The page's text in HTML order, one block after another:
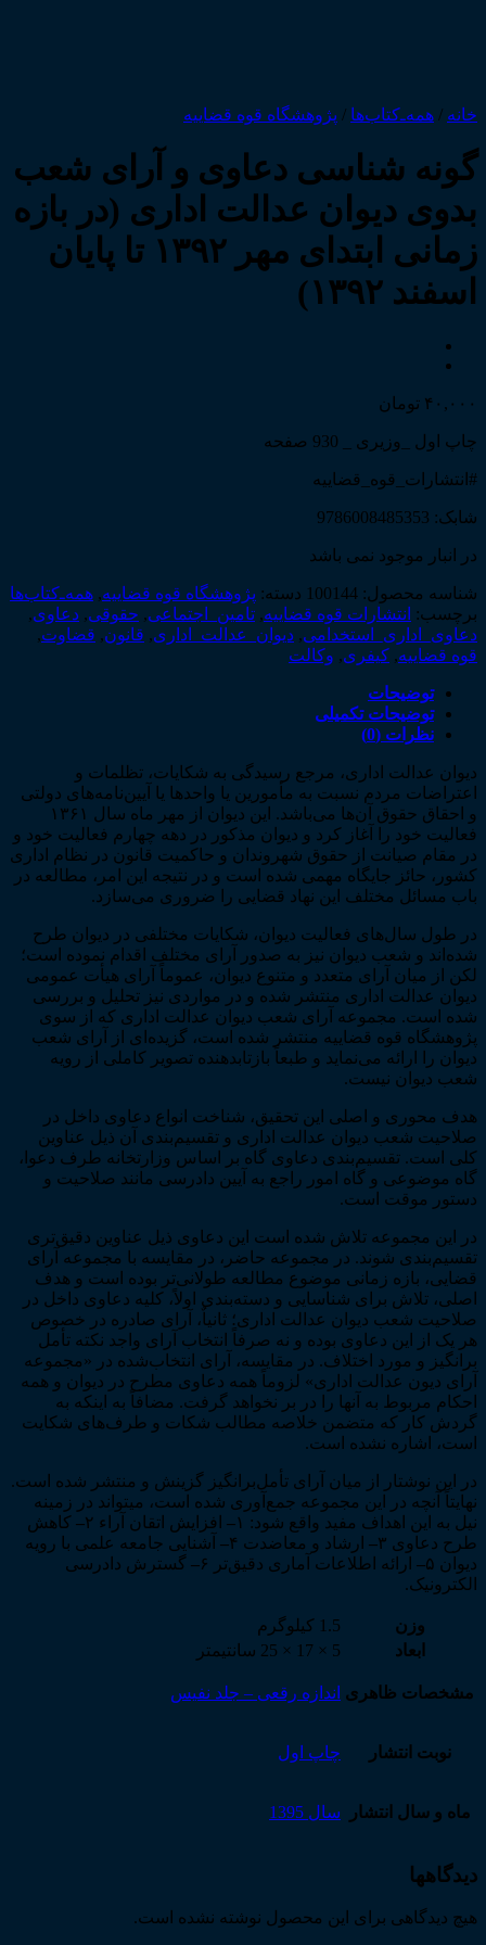
خانه / همه‌ـ‌کتاب‌ها / پژوهشگاه قوه قضاییه
گونه شناسی دعاوی و آرای شعب
بدوی دیوان عدالت اداری (در بازه
زمانی ابتدای مهر ۱۳۹۲ تا پایان
اسفند ۱۳۹۲)
۴۰,۰۰۰ تومان
چاپ اول _وزیری _ 930 صفحه
#انتشارات_قوه_قضاییه
شابک: 9786008485353
در انبار موجود نمی باشد
شناسه محصول: 100144 دسته: پژوهشگاه قوه قضاییه, همه‌ـ‌کتاب‌ها
برچسب: انتشارات قوه قضاییه, تامین_اجتماعی, حقوقی, دعاوی,
دعاوی_اداری_استخدامی, دیوان_عدالت_اداری, قانون, قضاوت,
قوه قضاییه, کیفری, وکالت
توضیحات
توضیحات تکمیلی
نظرات (0)
دیوان عدالت اداری، مرجع رسیدگی به شکایات، تظلمات و
اعتراضات مردم نسبت به مأمورین یا واحدها یا آیین­‌نامه‌­های دولتی
و احقاق حقوق آن­‌ها می‌باشد. این دیوان از مهر ماه سال ۱۳۶۱
فعالیت خود را آغاز کرد و دیوان مذکور در دهه چهارم فعالیت خود و
در مقام صیانت از حقوق شهروندان و حاکمیت قانون در نظام اداری
کشور، حائز جایگاه مهمی شده است و در نتیجه این امر، مطالعه در
باب مسائل مختلف این نهاد قضایی را ضروری می­‌سازد.
در طول سال­‌های فعالیت دیوان، شکایات مختلفی در دیوان طرح
شده‌­اند و شعب دیوان نیز به صدور آرای مختلف اقدام نموده است؛
لکن از میان آرای متعدد و متنوع دیوان، عموماً آرای هیأت عمومی
دیوان عدالت اداری منتشر شده و در مواردی نیز تحلیل و بررسی
شده است. مجموعه آرای شعب دیوان عدالت اداری که از سوی
پژوهشگاه قوه قضاییه منتشر شده است، گزیده­‌ای از آرای شعب
دیوان را ارائه می‌­نماید و طبعاً بازتاب­دهنده تصویر کاملی از رویه
شعب دیوان نیست.
هدف محوری و اصلی این تحقیق، شناخت انواع دعاوی داخل در
صلاحیت شعب دیوان عدالت اداری و تقسیم‌­بندی آن ذیل عناوین
کلی است. تقسیم‌­بندی دعاوی گاه بر اساس وزارتخانه طرف دعوا،
گاه موضوعی و گاه امور راجع به آیین دادرسی مانند صلاحیت و
دستور موقت است.
در این مجموعه تلاش شده است این دعاوی ذیل عناوین دقیق­‌تری
تقسیم­‌بندی شوند. در مجموعه حاضر، در مقایسه با مجموعه آرای
قضایی، بازه زمانی موضوع مطالعه طولانی‌­تر بوده است و هدف
اصلی، تلاش برای شناسایی و دسته­‌بندی اولاً، کلیه دعاوی داخل در
صلاحیت شعب دیوان عدالت اداری؛ ثانیاٌ، آرای صادره در خصوص
هر یک از این دعاوی بوده و نه صرفاً انتخاب آرای واجد نکته تأمل­‌
برانگیز و مورد اختلاف. در مقایسه، آرای انتخاب­‌شده در «مجموعه
آرای دیون عدالت اداری» لزوماً همه دعاوی مطرح در دیوان و همه
احکام مربوط به آن­ها را در بر نخواهد گرفت. مضافاً به این­که به
گردش کار که متضمن خلاصه مطالب شکات و طرف­‌های شکایت
است، اشاره نشده است.
در این نوشتار از میان آرای تأمل‌­برانگیز گزینش و منتشر شده است.
نهایتاً آنچه در این مجموعه جمع­‌آوری شده است، می­تواند در زمینه
نیل به این اهداف مفید واقع شود: ۱
– افزایش اتقان آراء ۲ – کاهش
طرح دعاوی ۳
– ارشاد و معاضدت ۴ – آشنایی جامعه علمی با رویه
دیوان ۵
– ارائه اطلاعات آماری دقیق­‌تر ۶ – گسترش دادرسی
الکترونیک.
وزن
1.5 کیلوگرم
ابعاد
5 × 17 × 25 سانتیمتر
مشخصات ظاهری اندازه رقعی – جلد نفیس
نوبت انتشار چاپ اول
ماه و سال انتشار سال 1395
دیدگاهها
هیچ دیدگاهی برای این محصول نوشته نشده است.